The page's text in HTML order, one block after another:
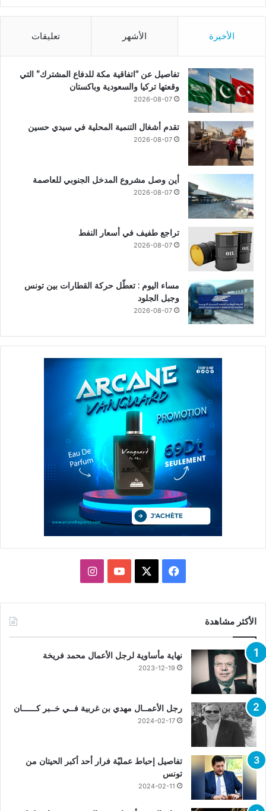
الأخيرة الأشهر تعليقات
تفاصيل عن “اتفاقية مكة للدفاع المشترك” التي
وقعتها تركيا والسعودية وباكستان
2026-08-07
تقدم أشغال التنمية المحلية في سيدي حسين
2026-08-07
أين وصل مشروع المدخل الجنوبي للعاصمة
2026-08-07
تراجع طفيف في أسعار النفط
2026-08-07
مساء اليوم : تعطّل حركة القطارات بين تونس
وجبل الجلود
2026-08-07
فيسبوك يوتيوبانستقرام
الأكثر مشاهدة
نهاية مأساوية لرجل الأعمال محمد فريخة
2023-12-19
رجل الأعمــال مهدي بن غربية فــي خــبر كــــــان
2024-02-17
تفاصيل إحباط عمليّة فرار أحد أكبر الحيتان من
تونس
2024-02-11